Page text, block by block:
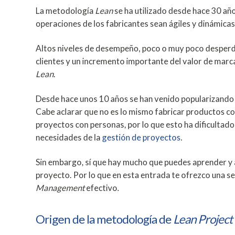
La metodología Leanse ha utilizado desde hace 30
operaciones de los fabricantes sean ágiles y
Altos niveles de desempeño, poco o muy poco
clientes y un incremento importante del valor de
Lean.
Desde hace unos 10 años se han venido
Cabe aclarar que no es lo mismo fabricar productos
proyectos con personas, por lo que esto ha
necesidades de la gestión de proyectos.
Sin embargo, sí que hay mucho que puedes aprender
proyecto. Por lo que en esta entrada te ofrezco una
Managementefectivo.
Origen de la metodología de Lean